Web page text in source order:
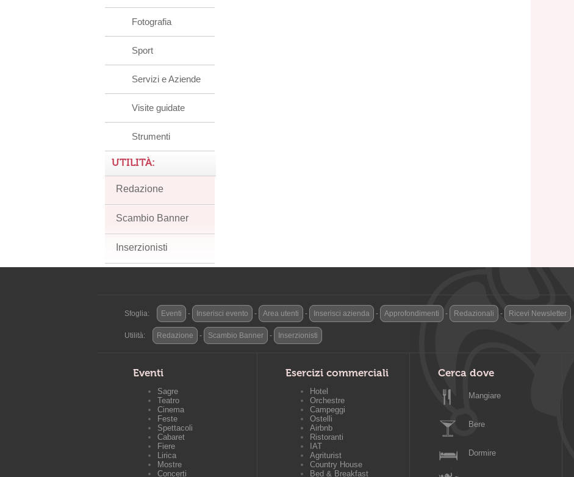
Fotografia
Sport
Servizi e Aziende
Visite guidate
Strumenti
UTILITÀ:
Redazione
Scambio Banner
Inserzionisti
Sfoglia: Eventi - Inserisci evento - Area utenti - Inserisci azienda - Approfondimenti - Redazionali - Ricevi Newsletter
Utilità: Redazione - Scambio Banner - Inserzionisti
Eventi
Sagre
Teatro
Cinema
Feste
Spettacoli
Cabaret
Fiere
Lirica
Mostre
Concerti
Esercizi commerciali
Hotel
Orchestre
Campeggi
Ostelli
Airbnb
Ristoranti
IAT
Agriturist
Country House
Bed & Breakfast
Cerca dove
Mangiare
Bere
Dormire